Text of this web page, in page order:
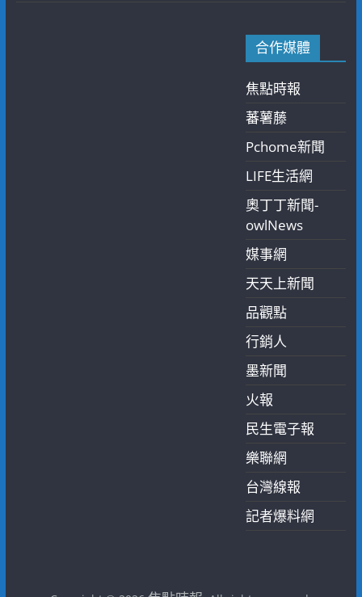
合作媒體
焦點時報
蕃薯藤
Pchome新聞
LIFE生活網
奧丁丁新聞-
owlNews
媒事網
天天上新聞
品觀點
行銷人
墨新聞
火報
民生電子報
樂聯網
台灣線報
記者爆料網